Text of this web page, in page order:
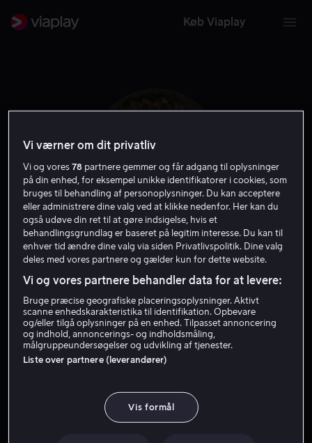
Køb Viaplay
Skyler Stone
Stemme Gæst Skuespiller
Vi værner om dit privatliv
Vi og vores78 partnere gemmer og får adgang til oplysninger
på din enhed, for eksempel unikke identifikatorer i cookies, som
bruges til behandling af personoplysninger. Du kan acceptere
eller administrere dine valg ved at klikke nedenfor. Her kan du
også udøve din ret til at gøre indsigelse, hvis et
behandlingsgrundlag er baseret på legitim interesse. Du kan til
enhver tid ændre dine valg via siden Privatlivspolitik. Dine valg
deles med vores partnere og gælder kun for dette website.
Vi og vores partnere behandler data for at levere:
Bruge præcise geografiske placeringsoplysninger. Aktivt
scanne enhedskarakteristika til identifikation. Opbevare
og/eller tilgå oplysninger på en enhed. Tilpasset annoncering
og indhold, annoncerings- og indholdsmåling,
målgruppeundersøgelser og udvikling af tjenester.
Liste over partnere (leverandører)
Vis formål